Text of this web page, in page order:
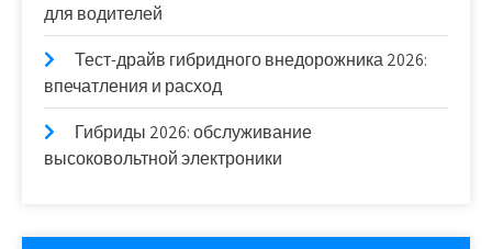
для водителей
Тест-драйв гибридного внедорожника 2026:
впечатления и расход
Гибриды 2026: обслуживание
высоковольтной электроники